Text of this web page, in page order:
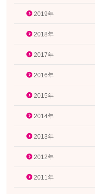
2019年
2018年
2017年
2016年
2015年
2014年
2013年
2012年
2011年